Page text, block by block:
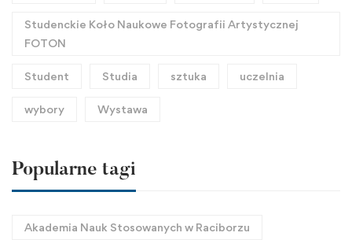
Studenckie Koło Naukowe Fotografii Artystycznej
FOTON
Student Studia sztuka uczelnia
wybory Wystawa
Popularne tagi
Akademia Nauk Stosowanych w Raciborzu